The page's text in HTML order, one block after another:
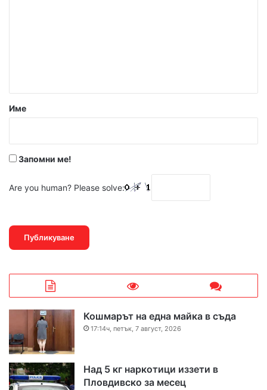
р
Име
Запомни ме!
Are you human? Please solve:
Кошмарът на една майка в съда
17:14ч, петък, 7 август, 2026
Над 5 кг наркотици иззети в
Пловдивско за месец